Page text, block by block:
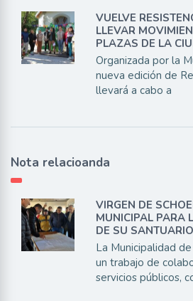
VUELVE
LLEVAR
PLAZAS DE LA
Organizada por la
nueva edición de
llevará a cabo a
Nota relacioanda
VIRGEN DE
MUNICIPAL PARA
DE SU SANTUARIO
La Municipalidad
un trabajo de
servicios públicos,